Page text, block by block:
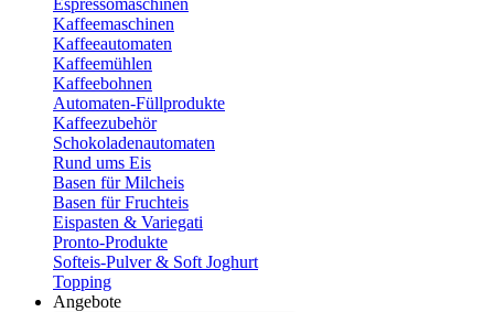
Espressomaschinen
Kaffeemaschinen
Kaffeeautomaten
Kaffeemühlen
Kaffeebohnen
Automaten-Füllprodukte
Kaffeezubehör
Schokoladenautomaten
Rund ums Eis
Basen für Milcheis
Basen für Fruchteis
Eispasten & Variegati
Pronto-Produkte
Softeis-Pulver & Soft Joghurt
Topping
Angebote